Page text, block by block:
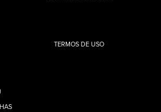
TERMOS DE USO